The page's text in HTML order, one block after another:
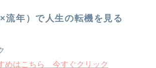
流年）で人生の転機を見る
めはこちら 今すぐクリック